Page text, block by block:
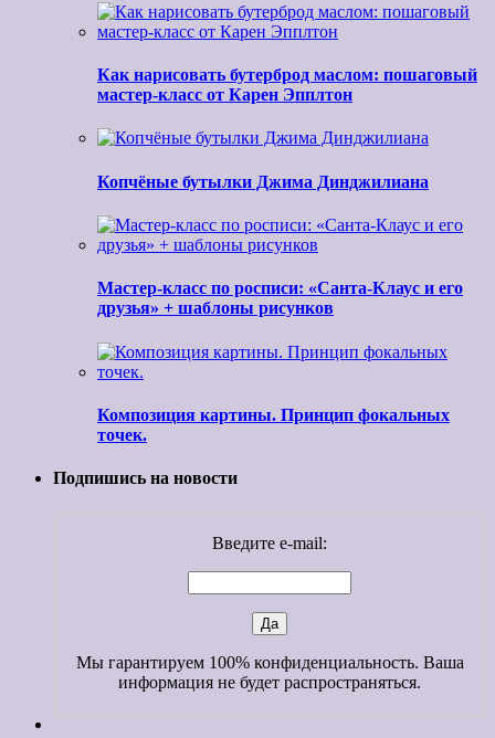
Как нарисовать бутерброд маслом: пошаговый
мастер-класс от Карен Эпплтон
Копчёные бутылки Джима Динджилиана
Мастер-класс по росписи: «Санта-Клаус и его
друзья» + шаблоны рисунков
Композиция картины. Принцип фокальных
точек.
Подпишись на новости
Введите e-mail:
Мы гарантируем 100% конфиденциальность. Ваша
информация не будет распространяться.